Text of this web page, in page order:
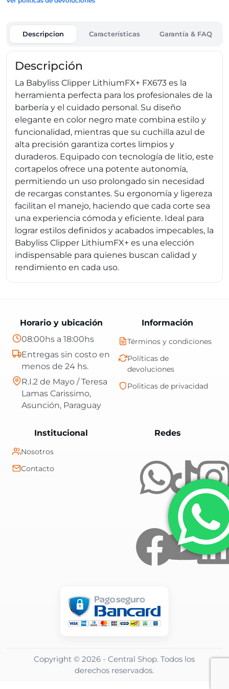
Descripcion Características Garantía & FAQ
Descripción
La Babyliss Clipper LithiumFX+ FX673 es la
herramienta perfecta para los profesionales de la
barbería y el cuidado personal. Su diseño
elegante en color negro mate combina estilo y
funcionalidad, mientras que su cuchilla azul de
alta precisión garantiza cortes limpios y
duraderos. Equipado con tecnología de litio, este
cortapelos ofrece una potente autonomía,
permitiendo un uso prolongado sin necesidad
de recargas constantes. Su ergonomía y ligereza
facilitan el manejo, haciendo que cada corte sea
una experiencia cómoda y eficiente. Ideal para
lograr estilos definidos y acabados impecables, la
Babyliss Clipper LithiumFX+ es una elección
indispensable para quienes buscan calidad y
rendimiento en cada uso.
RedesCentral Shop es
Información
Términos y condiciones
Políticas de
devoluciones
Politicas de privacidad
Institucional
Nosotros
Contacto
Horario y ubicación
08:00hs a 18:00hs
Entregas sin costo en
menos de 24 hs.
R.I.2 de Mayo / Teresa
Lamas Carissimo,
Asunción, Paraguay
Copyright ©2026 - Central Shop. Todos los
derechos reservados.